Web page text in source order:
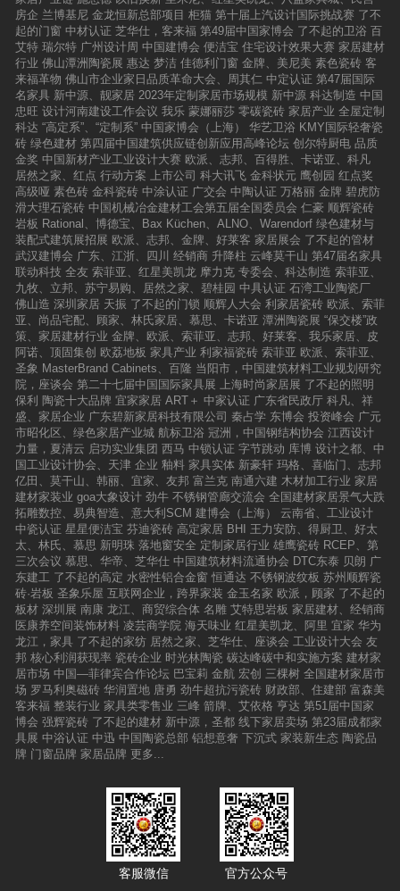
全国各级城市，品质深受消费者青睐，得到社会
的广泛关注和赞誉。6，名典磁砖佛山名典磁砖
创立于2007年，总部营销中心设立在佛山石湾
镇，展示面积达一万多平方米，是佛山地区最大
的陶瓷展厅之一。公司实力雄厚，营销网络遍布
全球，是一家超大规模的现代化综合建陶航母级
生产企业。名典磁砖生产基地位于广东清远，占
地面积达千余亩，总投资超12亿元人民币。公司
引进当今世界先进的生产设备，创建集产品设计
开发，生产检测于一体的现代化大型生产基地。
生产产品涵盖了抛光砖、仿古砖、微晶石、瓷片
及全抛釉五大品类产品。7，卡布里.玉石瓷砖卡
布里玉石瓷砖拥有多名国际知名产品设计师，瓷
砖花色和产品设计始终保持国际水准，轻松营造
让人着迷和向往的装饰空间。卡布里·玉石瓷砖甄
选世界珍稀玉石为母版，采用先进科技，打造出
精彩绝伦的新型玉石瓷砖产品，囊括600*600
（mm）、900*900（mm）、600*1200（mm）
等创新规格，掀起新一轮的“玉石瓷砖”装饰热
潮。卡布里，贵族国际瓷砖品牌，全称CabriCer
amica，简称Cabri，品牌名源于意大利美丽神秘
的蜜月小岛——卡布里岛。8，东和瓷砖佛山市
恒昌陶瓷有限公司（简称恒昌），东和是我们的
主打高端品牌。在30载的快速发展中，建材呈现
出前所未有的繁荣，也出现强势品牌过度提倡奢
侈消费、低端价廉物糙的产品充斥市场的两级分
化现象。恒昌企业以“融和”的文化作为对这种盛
行局面的批判，脱掉瓷砖商业的外装，还原瓷砖
与设计、空间、生活的平衡，东和瓷砖应势而
生。秉着“因设计而生，让设计价值最大化”的理
念，并与世界各地设计师合作，东和不断制造着
更优秀的空间素材。“瓷砖不是商品，而是设计素
材，我们不定义风格，合理实用的作品才是最精
彩的”。正是这种理念的驱动，才创造出真正意义
上的瓷砖，和更加完美的空间。9，沁园春陶瓷
佛山市国韵陶瓷有限公司旗下沁园春品牌自2009
年创立伊始一直致力于营造一个宜居空间环境，
公司专业生产瓷质抛光砖，让瓷砖技术和艺术高
度完美的结合、空间环境延续和谐与创新。沁园
春陶瓷以品质铸就品牌、以科技推动品牌，以口
碑传播品牌，建立了一套专业化的市场战略体
系，以产品为根本，以服务为双翼，坚持优质高
效的原则，全方位提升品牌化运营水平，持续稳
健的发展，迅速成为行业最具活力的建陶品牌。
10，路易保罗陶瓷路易保罗陶瓷有限公司创立于
2008年，是集研发、生产、设计、销售于一体的
专业仿古砖品牌。公司实力雄厚，建有现代化的
生产研发基地，投巨资引进最先进的生产设备系
力。2010年“路易保罗”品牌推出本土建筑陶瓷企
业中第一块800×800（mm）仿古砖等产品。并
先后荣获“著名品牌”、“十大新锐品牌”、“绿色环
保建材产品”、“建筑卫生陶瓷十大城乡品牌”、“3.
15全国消费者满意十大品牌”等荣誉称号。本次活
动相关机构的嘉宾阵容强大，来自协会的嘉宾有
房企 兰博基尼 金龙恒新总部项目 柜猫 第十届上汽设计国际挑战赛 了不
起的门窗 中材认证 芝华仕，客来福 第49届中国家博会 了不起的卫浴 百
艾特 瑞尔特 广州设计周 中国建博会 便洁宝 住宅设计效果大赛 家居建材
行业 佛山潭洲陶瓷展 惠达 梦洁 佳德利门窗 金牌、美尼美 素色瓷砖 客
来福革物 佛山市企业家日品质革命大会、周其仁 中定认证 第47届国际
名家具 新中源、靓家居 2023年定制家居市场规模 新中源 科达制造 中国
忠旺 设计河南建设工作会议 我乐 蒙娜丽莎 零碳瓷砖 家居产业 全屋定制
科达 “高定系”、“定制系” 中国家博会（上海） 华艺卫浴 KMY国际轻奢瓷
砖 绿色建材 第四届中国建筑供应链创新应用高峰论坛 创尔特厨电 品质
金奖 中国新材产业工业设计大赛 欧派、志邦、百得胜、卡诺亚、科凡
居然之家、红点 行动方案 上市公司 科大讯飞 金科状元 鹰创园 红点奖
高级哑 素色砖 金科瓷砖 中涂认证 广交会 中陶认证 万格丽 金牌 碧虎防
滑大理石瓷砖 中国机械冶金建材工会第五届全国委员会 仁豪 顺辉瓷砖
岩板 Rational、博德宝、Bax Küchen、ALNO、Warendorf 绿色建材与
装配式建筑展招展 欧派、志邦、金牌、好莱客 家居展会 了不起的管材
武汉建博会 广东、江浙、四川 经销商 升降柱 云峰莫干山 第47届名家具
联动科技 全友 索菲亚、红星美凯龙 摩力克 专委会、科达制造 索菲亚、
九牧、立邦、苏宁易购、居然之家、碧桂园 中具认证 石湾工业陶瓷厂
佛山造 深圳家居 天振 了不起的门锁 顺辉人大会 利家居瓷砖 欧派、索菲
亚、尚品宅配、顾家、林氏家居、慕思、卡诺亚 潭洲陶瓷展 “保交楼”政
策、家居建材行业 金牌、欧派、索菲亚、志邦、好莱客、我乐家居、皮
阿诺、顶固集创 欧荔地板 家具产业 利家福瓷砖 索菲亚 欧派、索菲亚、
圣象 MasterBrand Cabinets、百隆 当阳市，中国建筑材料工业规划研究
院，座谈会 第二十七届中国国际家具展 上海时尚家居展 了不起的照明
保利 陶瓷十大品牌 宜家家居 ART＋ 中家认证 广东省民政厅 科凡、祥
盛、家居企业 广东碧新家居科技有限公司 秦占学 东博会 投资峰会 广元
市昭化区、绿色家居产业城 航标卫浴 冠洲，中国钢结构协会 江西设计
力量，夏清云 启功实业集团 西马 中锁认证 字节跳动 库博 设计之都、中
国工业设计协会、天津 企业 釉料 家具实体 新豪轩 玛格、喜临门、志邦
亿田、莫干山、韩丽、宜家、友邦 富兰克 南通六建 木材加工行业 家居
建材家装业 goa大象设计 劲牛 不锈钢管廊交流会 全国建材家居景气大跌
拓雕数控、易典智造、意大利SCM 建博会（上海）
云南省、工业设计
中瓷认证 星星便洁宝 芬迪瓷砖 高定家居 BHI
王力安防、得厨卫、好太
太、林氏、慕思 新明珠 落地窗安全 定制家居行业 雄鹰瓷砖 RCEP、第
三次会议 慕思、华帝、芝华仕 中国建筑材料流通协会 DTC东泰 贝朗 广
东建工 了不起的高定 水密性铝合金窗 恒通达 不锈钢波纹板 苏州顺辉瓷
砖·岩板 圣象乐屋 互联网企业，跨界家装 金玉名家 欧派，顾家 了不起的
板材 深圳展 南康 龙江、商贸综合体 名雕 艾特思岩板 家居建材、经销商
医康养空间装饰材料 凌芸商学院 海天味业 红星美凯龙、阿里 宜家 华为
龙江，家具 了不起的家纺 居然之家、芝华仕、座谈会 工业设计大会 友
邦 核心利润获现率 瓷砖企业 时光林陶瓷 碳达峰碳中和实施方案 建材家
居市场 中国—菲律宾合作论坛 巴宝莉 金航 宏创 三棵树 全国建材家居市
场 罗马利奥磁砖 华润置地 唐勇 劲牛超抗污瓷砖 财政部、住建部 富森美
客来福 整装行业 家具类零售业 三峰 箭牌、艾依格 亨达 第51届中国家
博会 强辉瓷砖 了不起的建材 新中源，圣都 线下家居卖场 第23届成都家
具展 中浴认证 中迅 中国陶瓷总部 铝想意奢 下沉式 家装新生态 陶瓷品
牌 门窗品牌 家居品牌 更多...
客服微信 官方公众号